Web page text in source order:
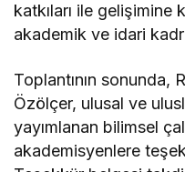
katkıları ile gelişimine
akademik ve idari
Toplantının sonunda,
Özölçer, ulusal ve
yayımlanan bilimsel
akademisyenlere